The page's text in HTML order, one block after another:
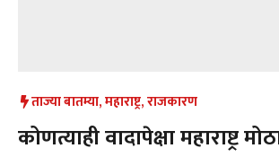
ताज्या बातम्या,महाराष्ट्र,राजकारण
कोणत्याही वादापेक्षा महाराष्ट्र